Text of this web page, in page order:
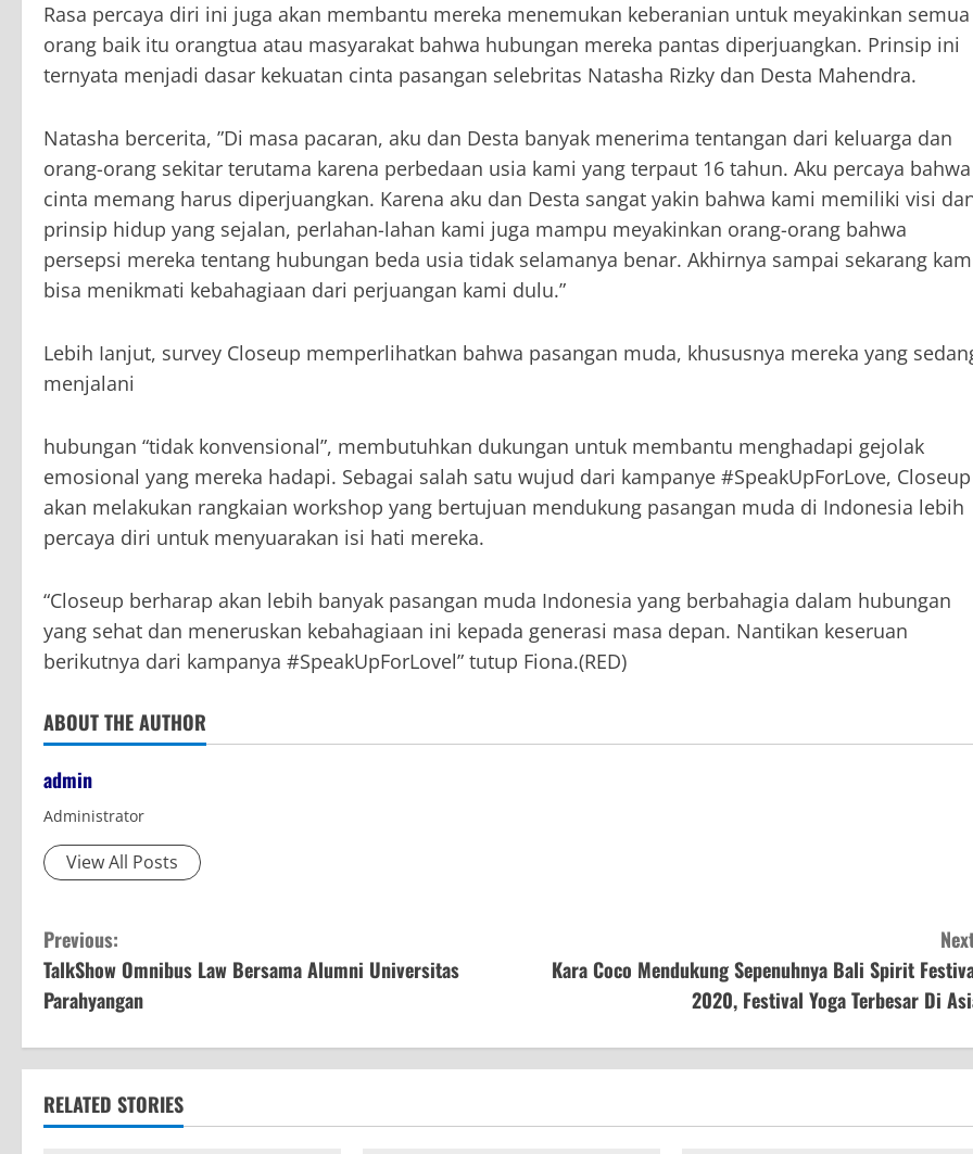
Rasa percaya diri ini juga akan membantu mereka menemukan keberanian untuk meyakinkan semua
orang baik itu orangtua atau masyarakat bahwa hubungan mereka pantas diperjuangkan. Prinsip ini
ternyata menjadi dasar kekuatan cinta pasangan selebritas Natasha Rizky dan Desta Mahendra.
Natasha bercerita, ”Di masa pacaran, aku dan Desta banyak menerima tentangan dari keluarga dan
orang-orang sekitar terutama karena perbedaan usia kami yang terpaut 16 tahun. Aku percaya bahwa
cinta memang harus diperjuangkan. Karena aku dan Desta sangat yakin bahwa kami memiliki visi
prinsip hidup yang sejalan, perlahan-lahan kami juga mampu meyakinkan orang-orang bahwa
persepsi mereka tentang hubungan beda usia tidak selamanya benar. Akhirnya sampai sekarang
bisa menikmati kebahagiaan dari perjuangan kami dulu.”
Lebih Ianjut, survey Closeup memperlihatkan bahwa pasangan muda, khususnya mereka yang
menjalani
hubungan “tidak konvensional”, membutuhkan dukungan untuk membantu menghadapi gejolak
emosional yang mereka hadapi. Sebagai salah satu wujud dari kampanye #SpeakUpForLove, Closeup
akan melakukan rangkaian workshop yang bertujuan mendukung pasangan muda di Indonesia lebih
percaya diri untuk menyuarakan isi hati mereka.
“Closeup berharap akan lebih banyak pasangan muda Indonesia yang berbahagia dalam hubungan
yang sehat dan meneruskan kebahagiaan ini kepada generasi masa depan. Nantikan keseruan
berikutnya dari kampanya #SpeakUpForLovel” tutup Fiona.(RED)
ABOUT THE AUTHOR
admin
Administrator
View All Posts
C
o
n
t
i
Previous:
TalkShow Omnibus Law Bersama Alumni Universitas
Parahyangan
Kara Coco Mendukung Sepenuhnya Bali Spirit
2020, Festival Yoga Terbesar Di
RELATED STORIES